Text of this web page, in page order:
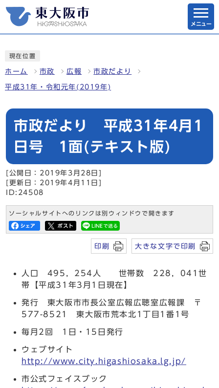
メニュー
現在位置
ホーム 市政 広報 市政だより
平成31年・令和元年(2019年)
市政だより 平成31年4月1
日号 1面(テキスト版)
[公開日：2019年3月28日]
[更新日：2019年4月11日]
ID:24508
ソーシャルサイトへのリンクは別ウィンドウで開きます
印刷 大きな文字で印刷
人口 495，254人 世帯数 228，041世
帯【平成31年3月1日現在】
発行 東大阪市市長公室広報広聴室広報課 〒
577-8521 東大阪市荒本北1丁目1番1号
毎月2回 1日・15日発行
ウェブサイト
http://www.city.higashiosaka.lg.jp/
市公式フェイスブック